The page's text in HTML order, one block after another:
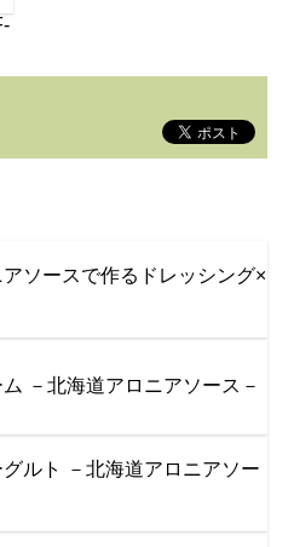
ソースで作るドレッシング×
－北海道アロニアソース－
ルト －北海道アロニアソー